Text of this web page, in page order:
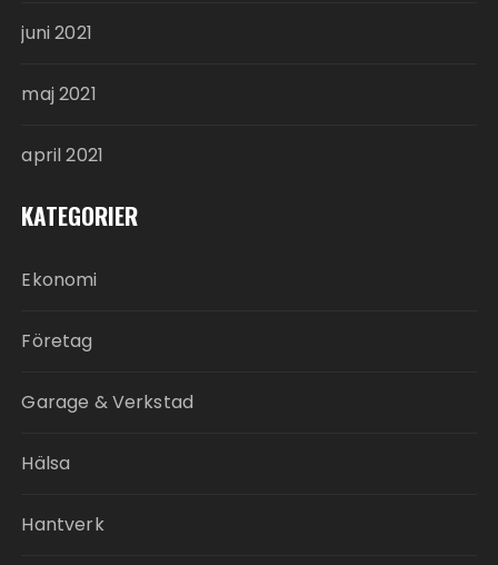
juni 2021
maj 2021
april 2021
KATEGORIER
Ekonomi
Företag
Garage & Verkstad
Hälsa
Hantverk